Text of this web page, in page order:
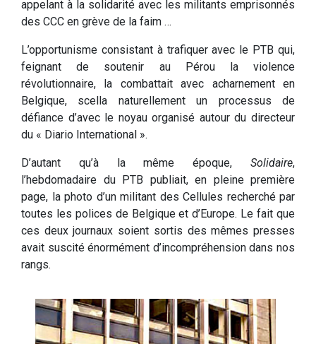
appelant à la solidarité avec les militants emprisonnés
des CCC en grève de la faim …
L’opportunisme consistant à trafiquer avec le PTB qui,
feignant de soutenir au Pérou la violence
révolutionnaire, la combattait avec acharnement en
Belgique, scella naturellement un processus de
défiance d’avec le noyau organisé autour du directeur
du « Diario International ».
D’autant qu’à la même époque, Solidaire,
l’hebdomadaire du PTB publiait, en pleine première
page, la photo d’un militant des Cellules recherché par
toutes les polices de Belgique et d’Europe. Le fait que
ces deux journaux soient sortis des mêmes presses
avait suscité énormément d’incompréhension dans nos
rangs.